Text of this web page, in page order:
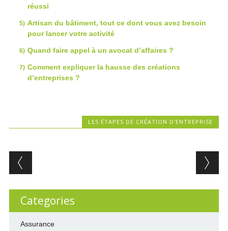
réussi
Artisan du bâtiment, tout ce dont vous avez besoin
pour lancer votre activité
Quand faire appel à un avocat d’affaires ?
Comment expliquer la hausse des créations
d’entreprises ?
LES ÉTAPES DE CRÉATION D'ENTREPRISE
Post navigation
Categories
Assurance